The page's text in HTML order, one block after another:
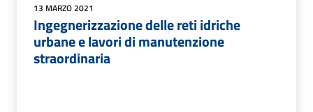
13 MARZO 2021
Ingegnerizzazione delle reti idriche
urbane e lavori di manutenzione
straordinaria